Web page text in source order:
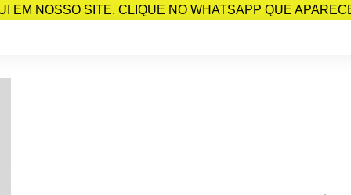
EM NOSSO SITE. CLIQUE NO WHATSAPP QUE